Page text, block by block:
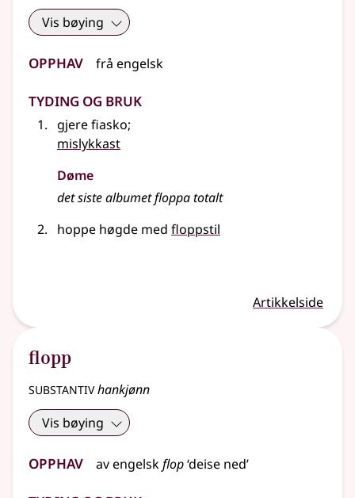
Vis bøying
Opphav frå engelsk
Tyding og bruk
gjere fiasko;
mislykkast
Døme
det siste albumet floppa totalt
hoppe høgde med floppstil
Artikkelside
flopp
substantivhankjønn
Vis bøying
Opphav avengelskflop‘deise ned’